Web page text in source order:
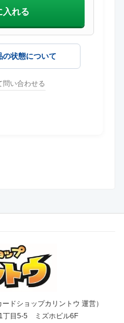
入れる
の状態について
問い合わせる
ドショップカリントウ 運営）
丁目5-5 ミズホビル6F